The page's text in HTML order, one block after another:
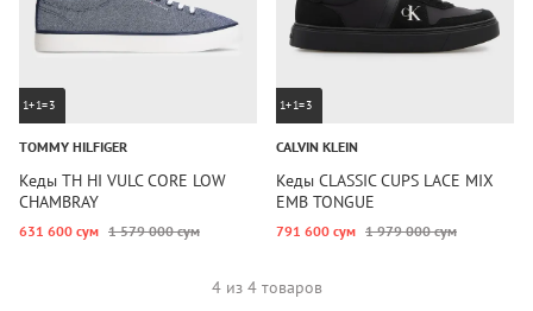
1+1=3
TOMMY HILFIGER
Кеды TH HI VULC CORE LOW
CHAMBRAY
631 600 сум 1 579 000 сум
1+1=3
CALVIN KLEIN
Кеды CLASSIC CUPS LACE MIX
EMB TONGUE
791 600 сум 1 979 000 сум
4 из 4 товаров